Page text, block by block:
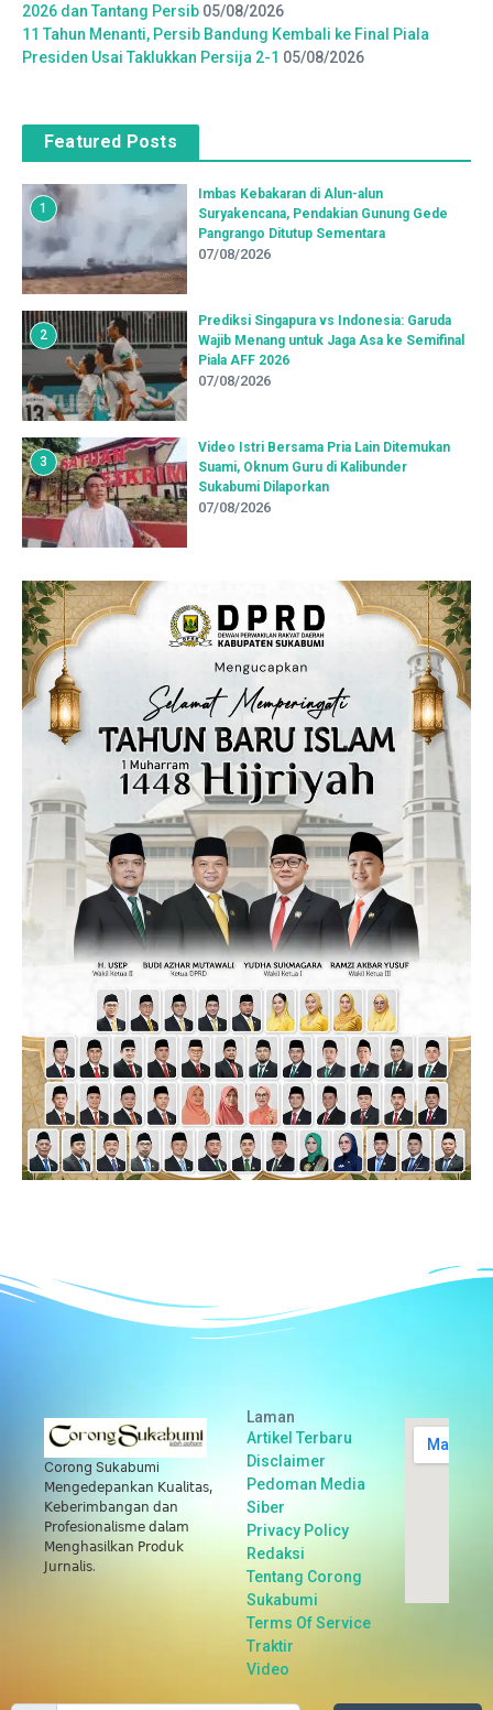
2026 dan Tantang Persib 05/08/2026
11 Tahun Menanti, Persib Bandung Kembali ke Final Piala
Presiden Usai Taklukkan Persija 2-1 05/08/2026
Featured Posts
1
Imbas Kebakaran di Alun-alun
Suryakencana, Pendakian Gunung Gede
Pangrango Ditutup Sementara
07/08/2026
2
Prediksi Singapura vs Indonesia: Garuda
Wajib Menang untuk Jaga Asa ke Semifinal
Piala AFF 2026
07/08/2026
3
Video Istri Bersama Pria Lain Ditemukan
Suami, Oknum Guru di Kalibunder
Sukabumi Dilaporkan
07/08/2026
Corong Sukabumi
𝖬𝖾𝗇𝗀𝖾𝖽𝖾𝗉𝖺𝗇𝗄𝖺𝗇 𝖪𝗎𝖺𝗅𝗂𝗍𝖺𝗌,
𝖪𝖾𝖻𝖾𝗋𝗂𝗆𝖻𝖺𝗇𝗀𝖺𝗇 𝖽𝖺𝗇
𝖯𝗋𝗈𝖿𝖾𝗌𝗂𝗈𝗇𝖺𝗅𝗂𝗌𝗆𝖾 𝖽𝖺𝗅𝖺𝗆
𝖬𝖾𝗇𝗀𝗁𝖺𝗌𝗂𝗅𝗄𝖺𝗇 𝖯𝗋𝗈𝖽𝗎𝗄
𝖩𝗎𝗋𝗇𝖺𝗅𝗂𝗌.
Laman
Artikel Terbaru
Disclaimer
Pedoman Media
Siber
Privacy Policy
Redaksi
Tentang Corong
Sukabumi
Terms Of Service
Traktir
Video